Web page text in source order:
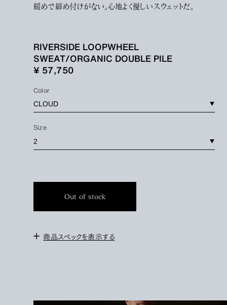
緩めで締め付けがない。心地よく優しいスウェットだ。
RIVERSIDE LOOPWHEEL
SWEAT/ORGANIC DOUBLE PILE
¥ 57,750
Color
Size
Out of stock
商品スペックを表示する